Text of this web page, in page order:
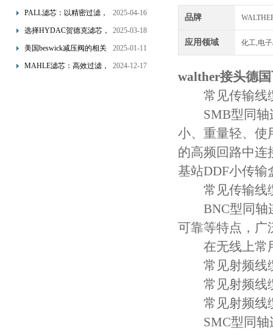
提升流体系统效率
PALL滤芯：以精密过滤，
为工业流体筑起“隐形安全
2025-04-16
选择HYDAC贺德克滤芯，
享受精准过滤与稳定性能
2025-03-18
美国beswick减压阀的相关
知识
2025-01-11
MAHLE滤芯：高效过滤，
2024-12-17
品牌
应用领域 化工,电
walther接头德
常见传输线
SMB型同轴连
小、重量轻、使
的高频回路中连
基站DDF小传输
常见传输线
BNC型同轴连
可靠等特点，广
在无线上常用
常见射频线
常见射频线
常见射频线
SMC型同轴连